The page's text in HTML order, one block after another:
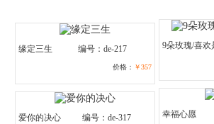
缘定三生 编号：de-217
价格： ￥357
9朵玫瑰/喜欢
爱你的决心 编号：de-317 幸福心愿